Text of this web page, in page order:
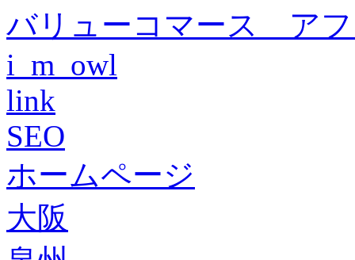
バリューコマース ア
i_m_owl
link
SEO
ホームページ
大阪